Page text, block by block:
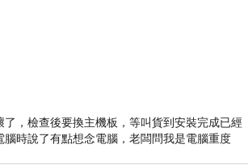
了，檢查後要換主機板，等叫貨到安裝完成已經
腦時說了有點想念電腦，老闆問我是電腦重度